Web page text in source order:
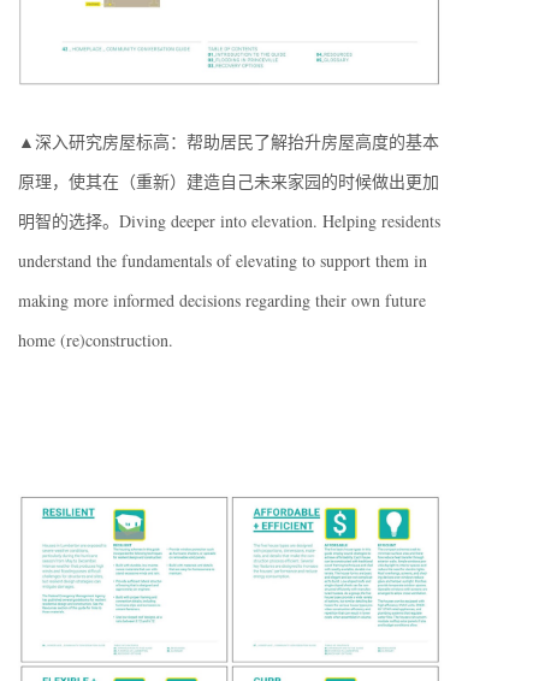
▲深入研究房屋标高：帮助居民了解抬升房屋高度的基本
原理，使其在（重新）建造自己未来家园的时候做出更加
明智的选择。Diving deeper into elevation. Helping residents
understand the fundamentals of elevating to support them in
making more informed decisions regarding their own future
home (re)construction.